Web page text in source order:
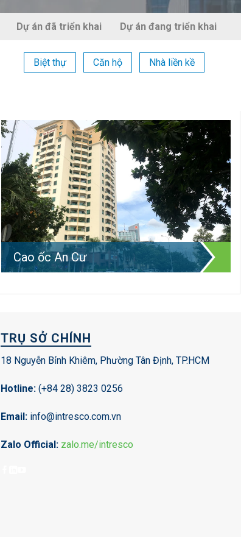
Dự án đã triển khai Dự án đang triển khai
Biệt thự Căn hộ Nhà liền kề
Cao ốc An Cư
TRỤ SỞ CHÍNH
18 Nguyễn Bỉnh Khiêm, Phường Tân Định, TP.HCM
Hotline: (+84 28) 3823 0256
Email: info@intresco.com.vn
Zalo Official: zalo.me/intresco